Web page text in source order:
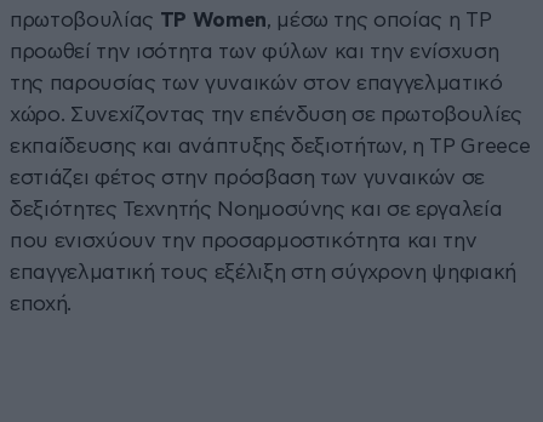
πρωτοβουλίας TP Women, μέσω της οποίας η TP
προωθεί την ισότητα των φύλων και την ενίσχυση
της παρουσίας των γυναικών στον επαγγελματικό
χώρο. Συνεχίζοντας την επένδυση σε πρωτοβουλίες
εκπαίδευσης και ανάπτυξης δεξιοτήτων, η TP Greece
εστιάζει φέτος στην πρόσβαση των γυναικών σε
δεξιότητες Τεχνητής Νοημοσύνης και σε εργαλεία
που ενισχύουν την προσαρμοστικότητα και την
επαγγελματική τους εξέλιξη στη σύγχρονη ψηφιακή
εποχή.